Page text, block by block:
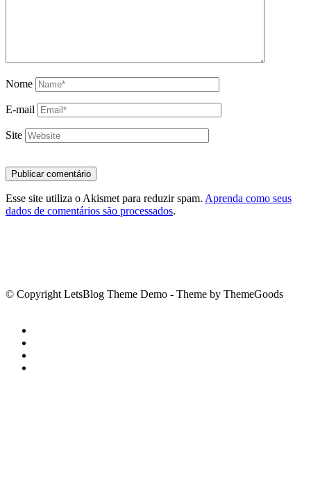
Nome
E-mail
Site
Esse site utiliza o Akismet para reduzir spam. Aprenda como seus
dados de comentários são processados.
© Copyright LetsBlog Theme Demo - Theme by ThemeGoods